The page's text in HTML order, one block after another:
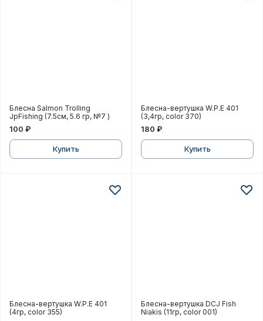
Блесна Salmon Trolling JpFishing (7.5см, 5.6 гр, №7 )
Блесна Salmon Trolling
JpFishing (7.5см, 5.6 гр, №7 )
100 ₽
Купить
Блесна-вертушка W.P.E
Блесна-вертушка W.P.E 401
(3,4гр, color 370)
180 ₽
Купить
Блесна-вертушка W.P.E 401 (4гр, color 355)
Блесна-вертушка W.P.E 401
(4гр, color 355)
Блесна-вертушка DCJ
Блесна-вертушка DCJ Fish
Niakis (11гр, color 001)